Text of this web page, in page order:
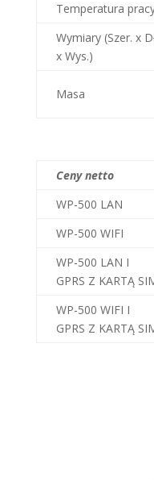
Temperatura
Wymiary (Szer. x
x Wys.)
Masa
Ceny netto
WP-500 LAN
WP-500 WIFI
WP-500 LAN I
GPRS Z KARTĄ
WP-500 WIFI I
GPRS Z KARTĄ